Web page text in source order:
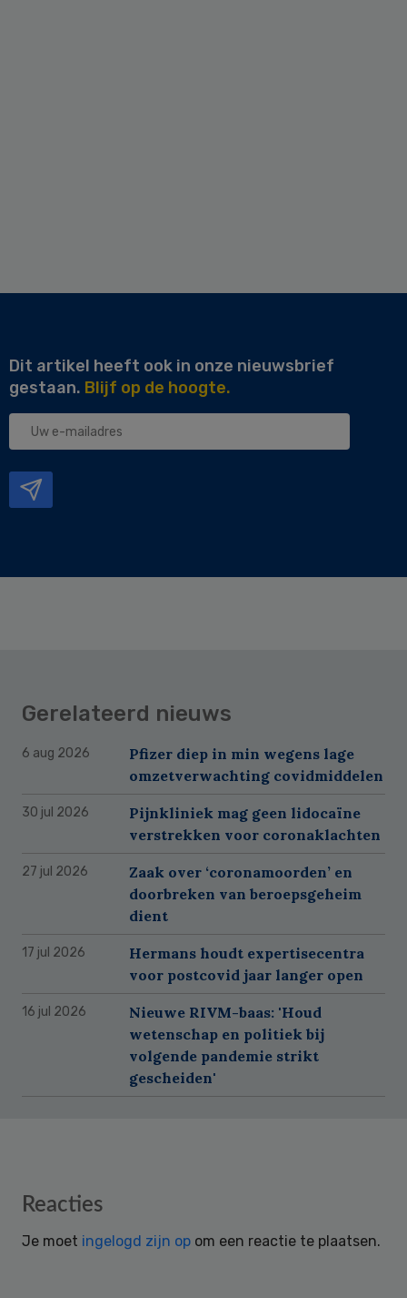
Dit artikel heeft ook in onze nieuwsbrief
gestaan. Blijf op de hoogte.
Uw
Gerelateerd nieuws
6 aug 2026
Pfizer diep in min wegens lage
omzetverwachting covidmiddelen
30 jul 2026
Pijnkliniek mag geen lidocaïne
verstrekken voor coronaklachten
27 jul 2026
Zaak over ‘coronamoorden’ en
doorbreken van beroepsgeheim
dient
17 jul 2026
Hermans houdt expertisecentra
voor postcovid jaar langer open
16 jul 2026
Nieuwe RIVM-baas: 'Houd
wetenschap en politiek bij
volgende pandemie strikt
gescheiden'
Reader
Reacties
Je moet ingelogd zijn op om een reactie te plaatsen.